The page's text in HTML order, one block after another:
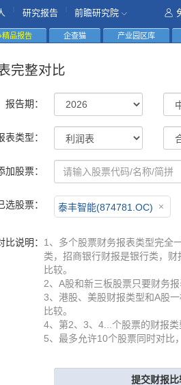
研究报告 前瞻研究院
精品报告 企查猫 产业园区库
完整对比
报告期：
表类型：
加股票：
选股票： 泰丰智能(874781.OC)
比说明： 1、多个股票财务报表类型完全
类，招商银行财报是银行类，
比较。
2、A股和新三板股票只要财务
3、港股、美股财报类型和A股
比较。
4、第2、3、4...个股票的财报类
5、最多允许10个股票同时对比